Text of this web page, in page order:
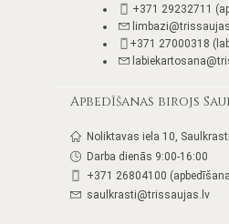
+371 29232711
+371 27000318
Apbedīšanas birojs
Noliktavas iela 10,
Darba dienās 9:00-16:00
+371 26804100
saulkrasti@trissaujas.lv